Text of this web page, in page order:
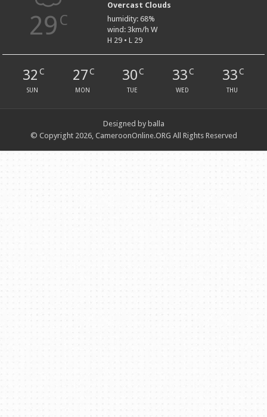
29 C
Overcast Clouds
humidity: 68%
wind: 3km/h W
H 29 • L 29
32 C
SUN
27C
MON
30 C
TUE
33 C
WED
33C
THU
Designed by balla
© Copyright 2026, CameroonOnline.ORG All Rights Reserved